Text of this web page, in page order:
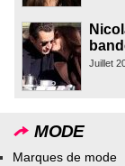
Juillet
MODE
Marques de mode